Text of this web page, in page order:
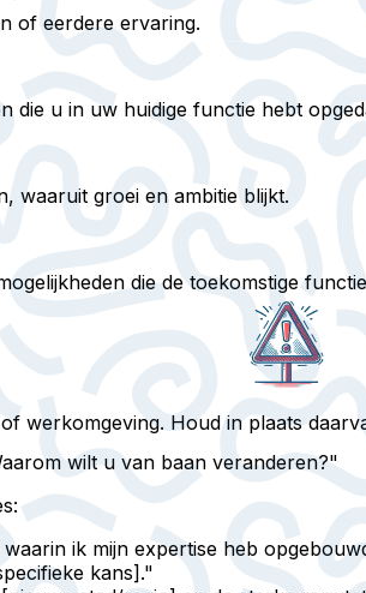
of eerdere ervaring.
die u in uw huidige functie hebt
waaruit groei en ambitie blijkt.
die de toekomstige
werkomgeving. Houd in plaats
wilt u van baan veranderen?"
ik mijn expertise heb
kans]."